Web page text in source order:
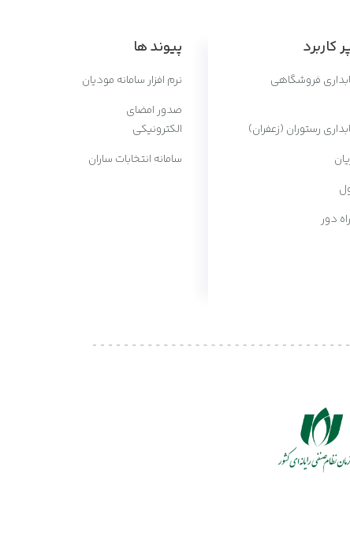
کاربرد
فروشگاهی
رستوران (زعفران)
دور
پیوند ها
نرم افزار سامانه مودیان
صدور امضای
الکترونیکی
سامانه انتخابات ساران